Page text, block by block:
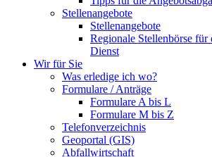
Stellenangebote
Stellenangebote
Regionale Stellenbörse für
Dienst
Wir für Sie
Was erledige ich wo?
Formulare / Anträge
Formulare A bis L
Formulare M bis Z
Telefonverzeichnis
Geoportal (GIS)
Abfallwirtschaft